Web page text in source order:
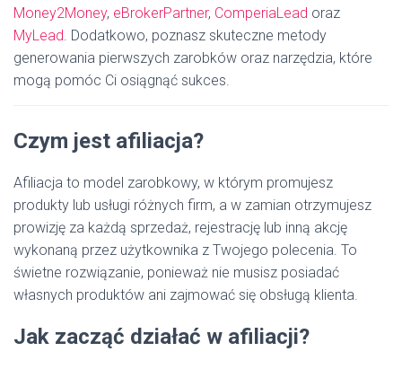
Money2Money, eBrokerPartner, ComperiaLead oraz
MyLead. Dodatkowo, poznasz skuteczne metody
generowania pierwszych zarobków oraz narzędzia, które
mogą pomóc Ci osiągnąć sukces.
Czym jest afiliacja?
Afiliacja to model zarobkowy, w którym promujesz
produkty lub usługi różnych firm, a w zamian otrzymujesz
prowizję za każdą sprzedaż, rejestrację lub inną akcję
wykonaną przez użytkownika z Twojego polecenia. To
świetne rozwiązanie, ponieważ nie musisz posiadać
własnych produktów ani zajmować się obsługą klienta.
Jak zacząć działać w afiliacji?